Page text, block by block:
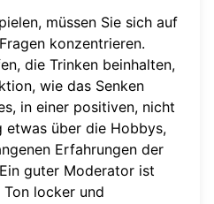
müssen Sie sich auf
konzentrieren.
die Trinken beinhalten,
wie das Senken
in einer positiven, nicht
etwas über die Hobbys,
Erfahrungen der
guter Moderator ist
locker und